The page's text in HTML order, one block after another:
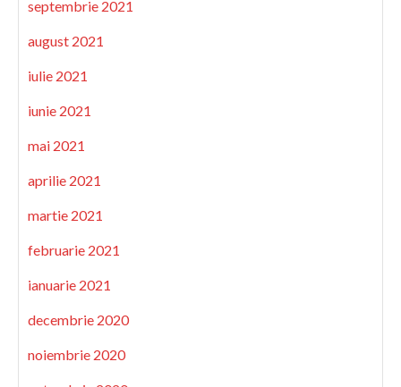
septembrie 2021
august 2021
iulie 2021
iunie 2021
mai 2021
aprilie 2021
martie 2021
februarie 2021
ianuarie 2021
decembrie 2020
noiembrie 2020